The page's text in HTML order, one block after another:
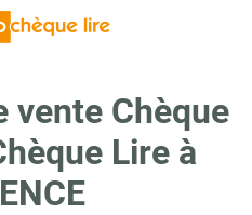
vente Chèque
Lire à